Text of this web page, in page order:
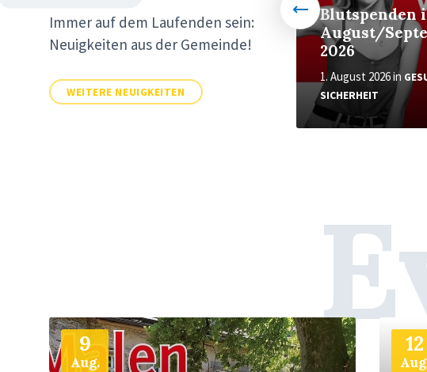
Immer auf dem Laufenden sein:
Neuigkeiten aus der Gemeinde!
WEITERE NEUIGKEITEN
Calisthenics-Anlage
an der Schöpfemühle
Dringenberg offiziell
20. Juli 2026 inALLGEMEIN
Blutspenden
August/
2026
1. August 2026in
SICHERHEIT
9
Aug.
Weiter
12
Weiter